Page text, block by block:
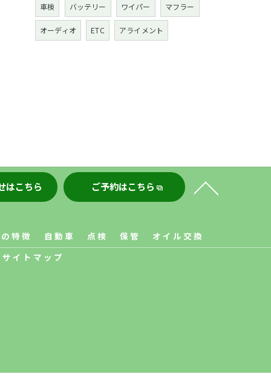
車検 バッテリー ワイパー マフラー
オーディオ ETC アライメント
はこちら ご予約はこちら
特徴 自動車 点検 保管
オイル交換
サイトマップ